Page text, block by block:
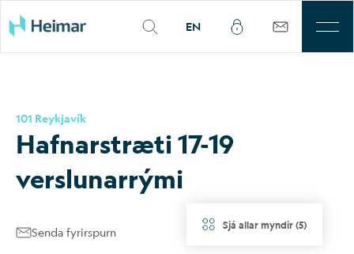
EN
Þjónusta
Sjálfbærni
101 Reykjavík
Hafn­ar­stræti 17-19
versl­un­ar­rými
Senda fyrirspurn Sjá allar myndir(5)